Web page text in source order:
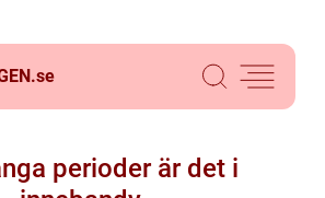
se
perioder är det i